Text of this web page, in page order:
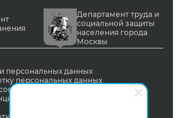
Департамент труда и
социальной защиты
населения города
Москвы
персональных данных
персональных данных